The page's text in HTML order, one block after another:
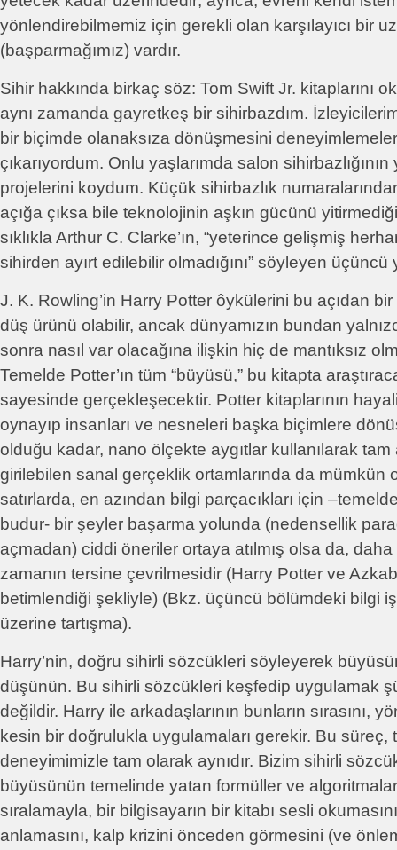
yönlendirebilmemiz için gerekli olan karşılayıcı bir
(başparmağımız) vardır.
Sihir hakkında birkaç söz: Tom Swift Jr. kitaplarını
aynı zamanda gayretkeş bir sihirbazdım.
bir biçimde olanaksıza dönüşmesini
çıkarıyordum. Onlu yaşlarımda salon
projelerini koydum. Küçük sihirbazlık
açığa çıksa bile teknolojinin aşkın gücünü
sıklıkla Arthur C. Clarke’ın, “yeterince gelişmiş
sihirden ayırt edilebilir olmadığını” söyleyen üçüncü
J. K. Rowling’in Harry Potter ôykülerini bu açıdan
düş ürünü olabilir, ancak dünyamızın bundan
sonra nasıl var olacağına ilişkin hiç de mantıksız
Temelde Potter’ın tüm “büyüsü,” bu kitapta
sayesinde gerçekleşecektir. Potter kitaplarının
oynayıp insanları ve nesneleri başka biçimlere
olduğu kadar, nano ölçekte aygıtlar kullanılarak tam
girilebilen sanal gerçeklik ortamlarında da mümkün
satırlarda, en azından bilgi parçacıkları için
budur- bir şeyler başarma yolunda (nedensellik
açmadan) ciddi öneriler ortaya atılmış olsa da,
zamanın tersine çevrilmesidir (Harry Potter ve
betimlendiği şekliyle) (Bkz. üçüncü bölümdeki bilgi
üzerine tartışma).
Harry’nin, doğru sihirli sözcükleri söyleyerek
düşünün. Bu sihirli sözcükleri keşfedip uygulamak
değildir. Harry ile arkadaşlarının bunların sırasını,
kesin bir doğrulukla uygulamaları gerekir. Bu süreç,
deneyimimizle tam olarak aynıdır. Bizim sihirli
büyüsünün temelinde yatan formüller ve
sıralamayla, bir bilgisayarın bir kitabı sesli
anlamasını, kalp krizini önceden görmesini (ve